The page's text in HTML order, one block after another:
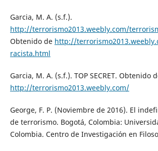
Garcia, M. A. (s.f.).
http://terrorismo2013.weebly.com/
Obtenido de http://
racista.html
Garcia, M. A. (s.f.). TOP SECRET. Obtenido
http://terrorismo2013.weebly.com/
George, F. P. (Noviembre de 2016). El
de terrorismo. Bogotá, Colombia:
Colombia. Centro de Investigación en